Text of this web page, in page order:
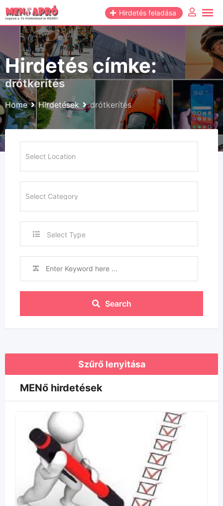
Skip
to
content
Hirdetés feladása
Hirdetés címke:
drótkerítés
Home Hirdetések drótkerítés
Select Type
Search
Szűrő lenyitása
MENő hirdetések